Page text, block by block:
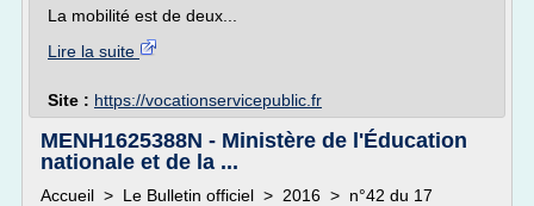
La mobilité est de deux...
Lire la suite
Site : https://vocationservicepublic.fr
MENH1625388N - Ministère de l'Éducation
nationale et de la ...
Accueil > Le Bulletin officiel > 2016 > n°42 du 17